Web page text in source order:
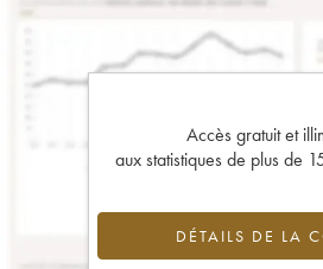
Accès gratuit et
aux statistiques de plus de
DÉTAILS DE LA